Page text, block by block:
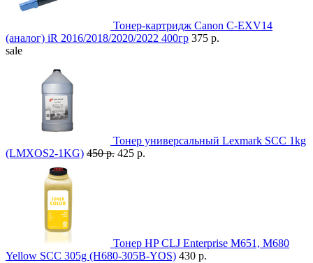
Тонер-картридж Canon C-EXV14
(аналог) iR 2016/2018/2020/2022 400гр 375 р.
sale
Тонер универсальный Lexmark SCC 1kg
(LMXOS2-1KG) 450 р. 425 р.
Тонер HP CLJ Enterprise M651, M680
Yellow SCC 305g (H680-305B-YOS) 430 р.